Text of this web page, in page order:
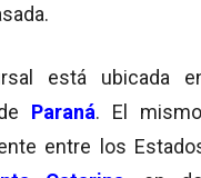
está ubicada
Paraná. El
entre los